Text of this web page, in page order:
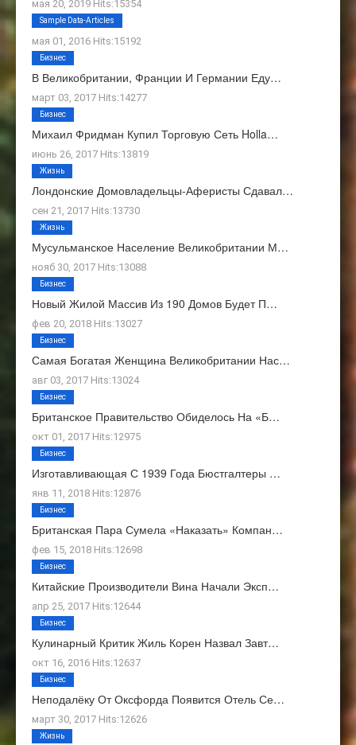
мая 20, 2019 Hits:15354
О Нас
мая 01, 2016 Hits:15192
Sample Data-Articles
В Великобритании, Франции И Германии Еду…
март 03, 2017 Hits:14277
Бизнес
Михаил Фридман Купил Торговую Сеть Holla…
июнь 26, 2017 Hits:13819
Бизнес
Лондонские Домовладельцы-Аферисты Сдавал…
сен 21, 2017 Hits:13730
Жизнь
Мусульманское Население Великобритании М…
нояб 30, 2017 Hits:13088
Жизнь
Новый Жилой Массив Из 190 Домов Будет П…
фев 20, 2018 Hits:13027
Бизнес
Самая Богатая Женщина Великобритании Нас…
авг 03, 2017 Hits:13024
Бизнес
Британское Правительство Обиделось На «Б…
окт 01, 2017 Hits:12975
Бизнес
Изготавливающая С 1939 Года Бюстгалтеры …
янв 11, 2018 Hits:12876
Бизнес
Британская Пара Сумела «наказать» Компан…
фев 15, 2018 Hits:12698
Бизнес
Китайские Производители Вина Начали Эксп…
апр 25, 2017 Hits:12644
Бизнес
Кулинарный Критик Жиль Корен Назвал Завт…
окт 16, 2016 Hits:12637
Бизнес
Неподалёку От Оксфорда Появится Отель Се…
март 30, 2017 Hits:12626
Бизнес
Жизнь